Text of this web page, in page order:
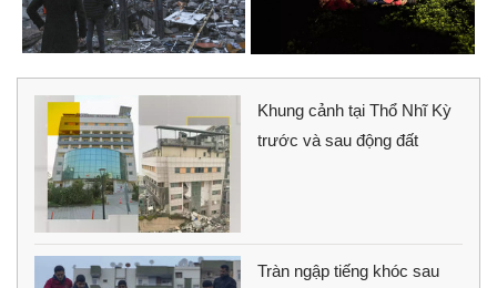
Khung cảnh tại Thổ Nhĩ Kỳ
trước và sau động đất
Tràn ngập tiếng khóc sau